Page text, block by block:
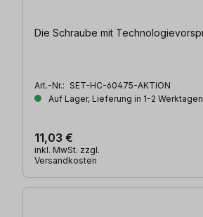
Art.-Nr.: SET-HC-60475-AKTION
Auf Lager, Lieferung in 1-2 Werktagen
11,03 €
inkl. MwSt. zzgl.
Versandkosten